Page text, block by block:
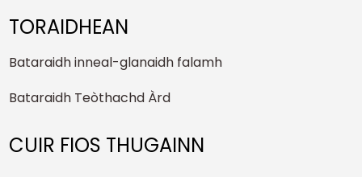
TORAIDHEAN
Bataraidh inneal-glanaidh falamh
Bataraidh Teòthachd Àrd
CUIR FIOS THUGAINN